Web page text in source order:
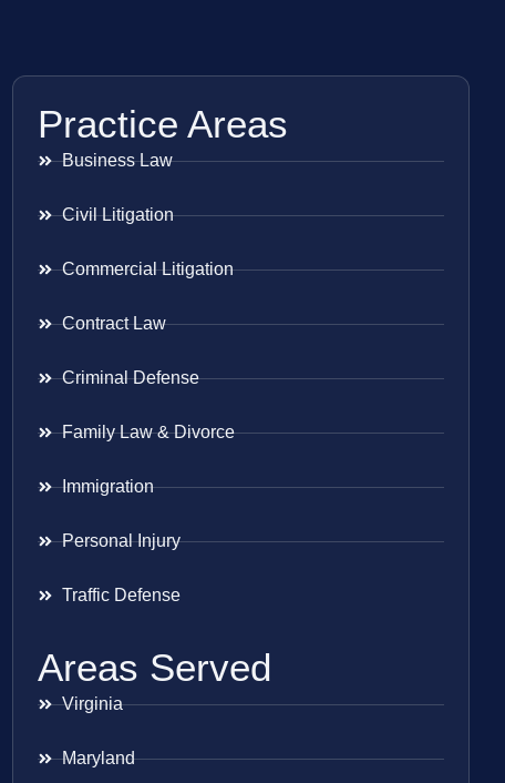
Practice Areas
Business Law
Civil Litigation
Commercial Litigation
Contract Law
Criminal Defense
Family Law & Divorce
Immigration
Personal Injury
Traffic Defense
Areas Served
Virginia
Maryland